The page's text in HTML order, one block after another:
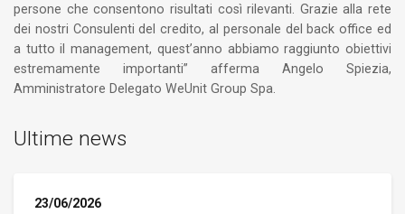
Ultime news
23/06/2026
persone che consentono risultati così rilevanti. Grazie alla rete
dei nostri Consulenti del credito, al personale del back office ed
a tutto il management, quest’anno abbiamo raggiunto obiettivi
estremamente importanti” afferma Angelo Spiezia,
Amministratore Delegato WeUnit Group Spa.